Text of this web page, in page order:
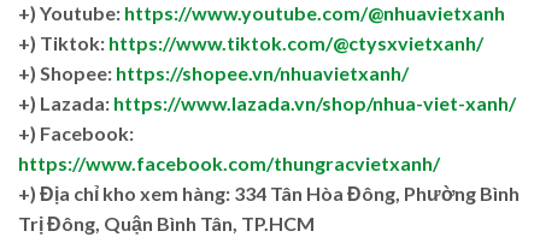
+) Youtube: https://www.youtube.com/@nhuavietxanh
+) Tiktok: https://www.tiktok.com/@ctysxvietxanh/
+) Shopee: https://shopee.vn/nhuavietxanh/
+) Lazada: https://www.lazada.vn/shop/nhua-viet-xanh/
+) Facebook:
https://www.facebook.com/thungracvietxanh/
+) Địa chỉ kho xem hàng: 334 Tân Hòa Đông, Phường Bình
Trị Đông, Quận Bình Tân, TP.HCM